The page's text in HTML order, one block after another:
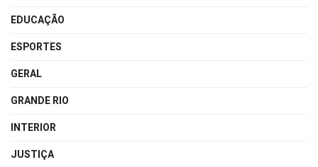
EDUCAÇÃO
ESPORTES
GERAL
GRANDE RIO
INTERIOR
JUSTIÇA